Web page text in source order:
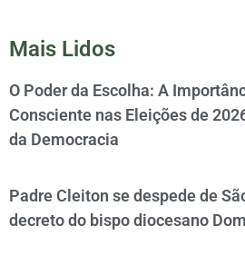
Mais Lidos
O Poder da Escolha: A
Consciente nas Eleições de
da Democracia
Padre Cleiton se despede de
decreto do bispo diocesano